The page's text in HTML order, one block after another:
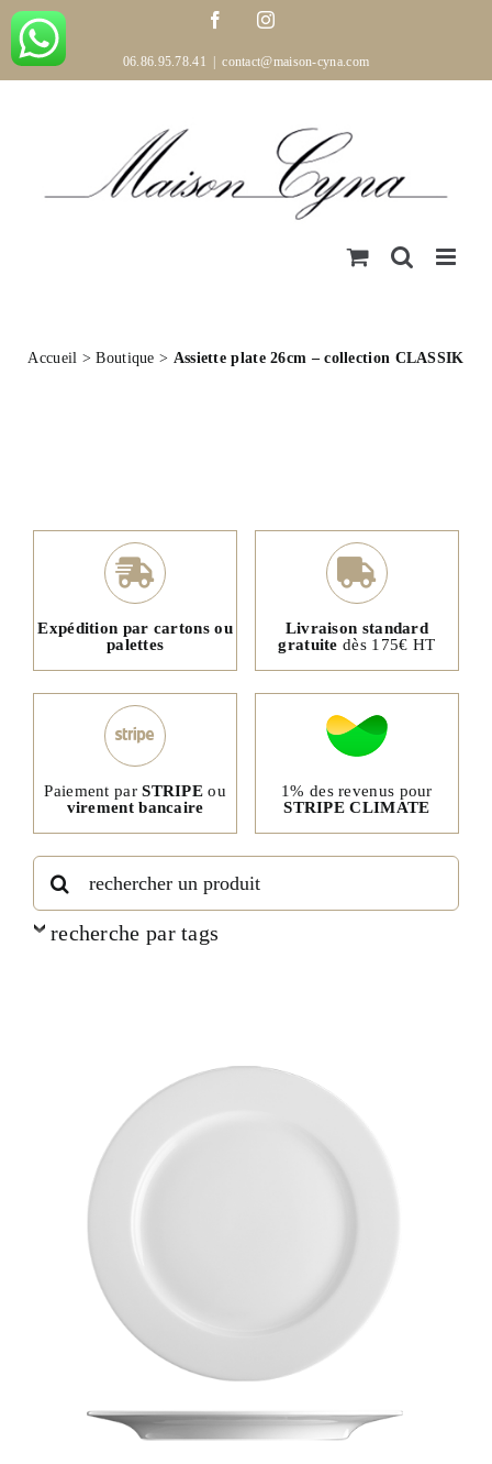
Passer
au
contenu
FacebookInstagram
06.86.95.78.41 contact@maison-cyna.com
Accueil >Boutique > Assiette plate 26cm – collection CLASSIK
Expédition par cartons ou
palettes
Livraison standard
gratuite dès 175€ HT
Paiement parSTRIPE ou
virement bancaire
1% des revenus pour
STRIPE CLIMATE
Rechercher:
recherche par tags